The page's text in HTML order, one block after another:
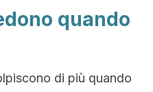
quando
di più quando